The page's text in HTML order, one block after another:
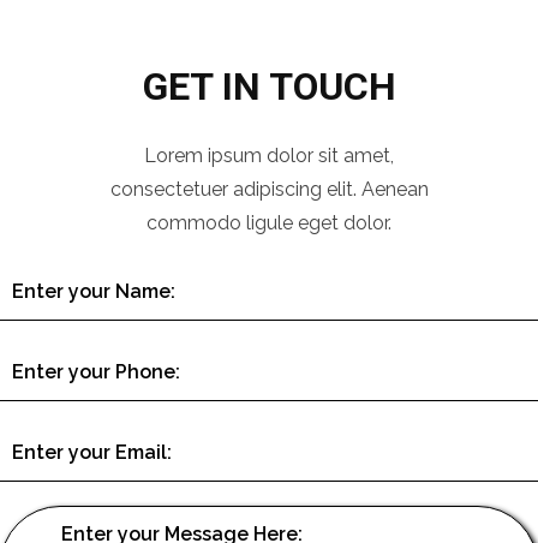
GET IN TOUCH
Lorem ipsum dolor sit amet,
consectetuer adipiscing elit. Aenean
commodo ligule eget dolor.